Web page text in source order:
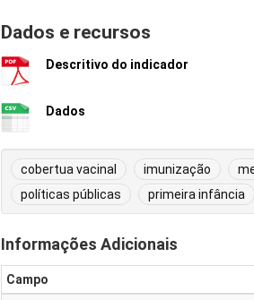
Dados e recursos
Descritivo do indicador
Dados
cobertua vacinal imunização
políticas públicas
primeira infância
Informações Adicionais
Campo